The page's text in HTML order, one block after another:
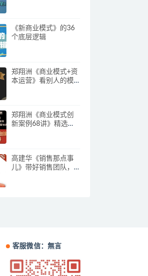
《新商业模式》的36
个底层逻辑
郑翔洲《商业模式+资
本运营》看别人的模
郑翔洲《商业模式创
新案例68讲》精选
高建华《销售那点事
儿》带好销售团队，
客服微信：無言